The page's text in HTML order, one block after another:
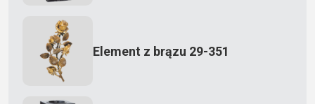
Element z brązu 29-351